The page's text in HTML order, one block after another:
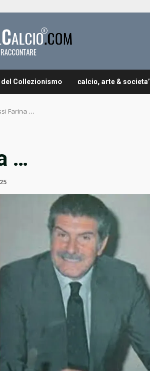
del Collezionismo calcio, arte & societa’
Farina …
…